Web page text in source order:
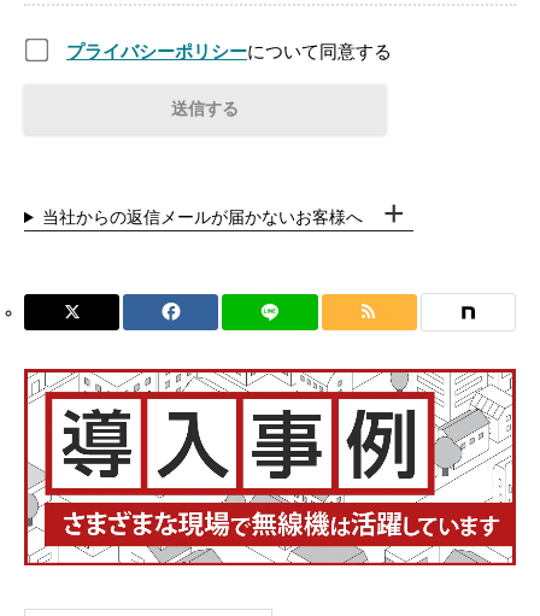
プライバシーポリシーについて同意する
当社からの返信メールが届かないお客様へ